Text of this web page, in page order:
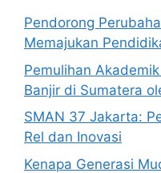
Pendorong
Memajukan
Pemulihan
Banjir di Sumatera
SMAN 37 Jakarta:
Rel dan Inovasi
Kenapa Generasi